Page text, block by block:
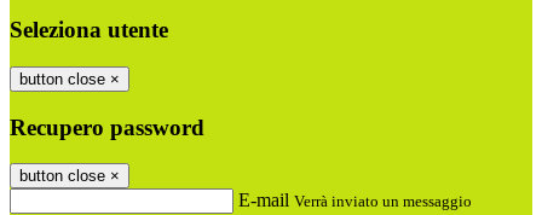
Seleziona utente
button close ×
Recupero password
button close ×
E-mail Verrà inviato un messaggio